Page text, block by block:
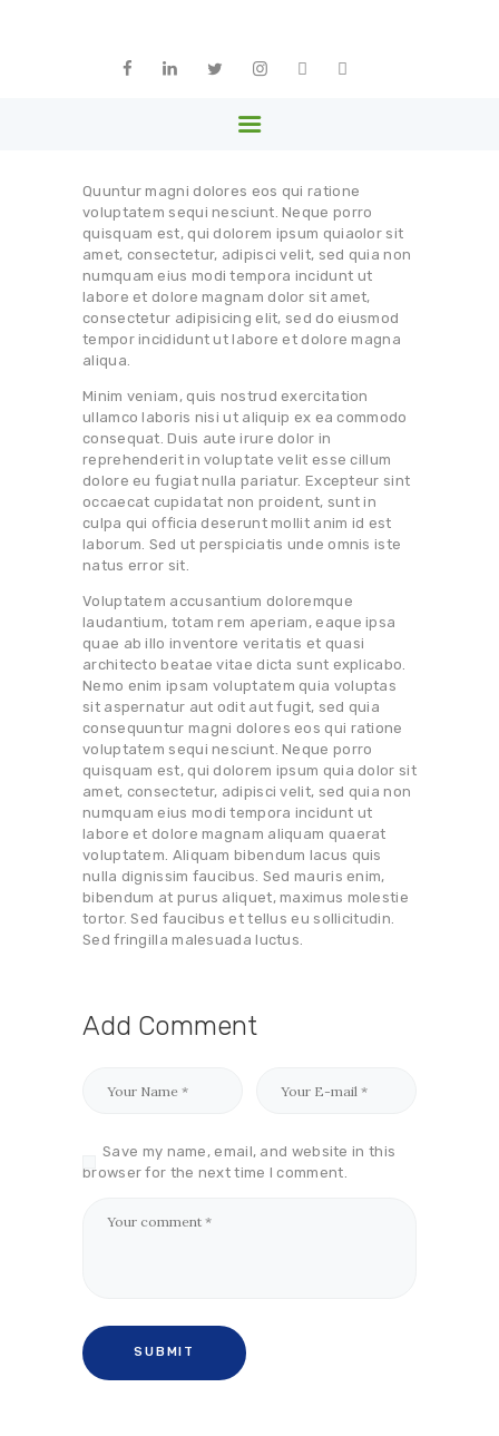
ARPHARMA
ՄԵՐ ՄԱՍԻՆ
ԳՈՐԾԸՆԿԵՐՆԵՐ
ԳՐԱԴԱՐԱՆ
ՊԱՏԿԵՐԱՍՐԱՀ
ԿԱՊ
ՀԱՅԵՐԵՆ
Quuntur magni dolores eos qui ratione
voluptatem sequi nesciunt. Neque porro
quisquam est, qui dolorem ipsum quiaolor sit
amet, consectetur, adipisci velit, sed quia non
numquam eius modi tempora incidunt ut
labore et dolore magnam dolor sit amet,
consectetur adipisicing elit, sed do eiusmod
tempor incididunt ut labore et dolore magna
aliqua.
Minim veniam, quis nostrud exercitation
ullamco laboris nisi ut aliquip ex ea commodo
consequat. Duis aute irure dolor in
reprehenderit in voluptate velit esse cillum
dolore eu fugiat nulla pariatur. Excepteur sint
occaecat cupidatat non proident, sunt in
culpa qui officia deserunt mollit anim id est
laborum. Sed ut perspiciatis unde omnis iste
natus error sit.
Voluptatem accusantium doloremque
laudantium, totam rem aperiam, eaque ipsa
quae ab illo inventore veritatis et quasi
architecto beatae vitae dicta sunt explicabo.
Nemo enim ipsam voluptatem quia voluptas
sit aspernatur aut odit aut fugit, sed quia
consequuntur magni dolores eos qui ratione
voluptatem sequi nesciunt. Neque porro
quisquam est, qui dolorem ipsum quia dolor sit
amet, consectetur, adipisci velit, sed quia non
numquam eius modi tempora incidunt ut
labore et dolore magnam aliquam quaerat
voluptatem. Aliquam bibendum lacus quis
nulla dignissim faucibus. Sed mauris enim,
bibendum at purus aliquet, maximus molestie
tortor. Sed faucibus et tellus eu sollicitudin.
Sed fringilla malesuada luctus.
Add Comment
Save my name, email, and website in this
browser for the next time I comment.